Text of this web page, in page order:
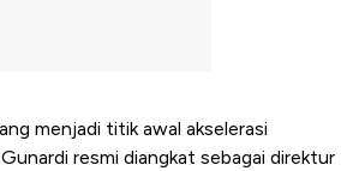
menjadi titik awal akselerasi
resmi diangkat sebagai direktur